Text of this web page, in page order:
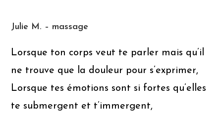
Julie M. – massage
Lorsque ton corps veut te parler mais qu’il
ne trouve que la douleur pour s’exprimer,
Lorsque tes émotions sont si fortes qu’elles
te submergent et t’immergent,